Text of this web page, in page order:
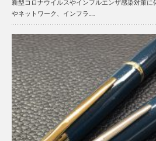
新型コロナウイルスやインフルエンザ感染対策
やネットワーク、インフラ…